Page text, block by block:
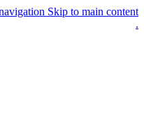
Skip to main content
.